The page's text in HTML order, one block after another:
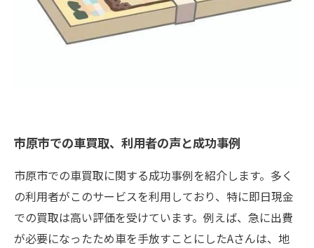
市原市での車買取、利用者の声と成功事例
市原市での車買取に関する成功事例を紹介します。多く
の利用者がこのサービスを利用しており、特に即日現金
での買取は高い評価を受けています。例えば、急に出費
が必要になったため車を手放すことにしたAさんは、地